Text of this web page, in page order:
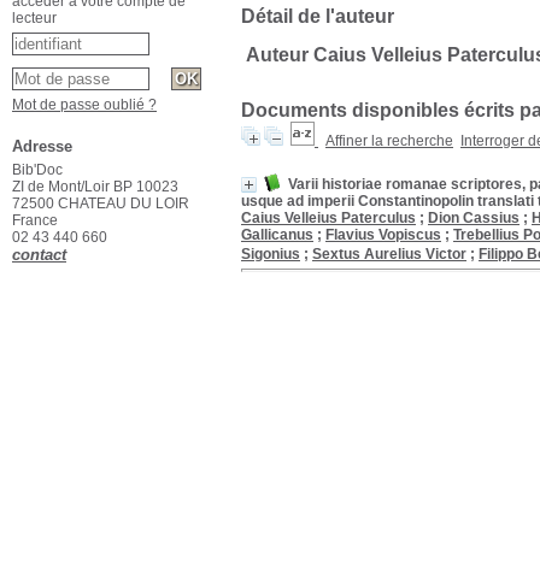
Détail de l'auteur
Auteur Caius Velleius
Documents disponibles écrits
Affiner la recherche Interroger
Varii historiae romanae scriptores,
usque ad imperii Constantinopolin
Caius Velleius Paterculus ; Dion Cassius ;
Gallicanus ; Flavius Vopiscus ; Trebellius
Sigonius ; Sextus Aurelius Victor ; Filippo
lecteur
Mot de passe oublié ?
Adresse
Bib'Doc
ZI de Mont/Loir BP 10023
72500 CHATEAU DU LOIR
France
02 43 440 660
contact